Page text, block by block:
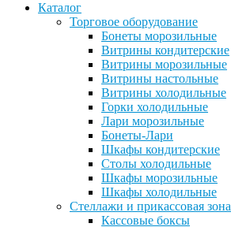
Каталог
Торговое оборудование
Бонеты морозильные
Витрины кондитерские
Витрины морозильные
Витрины настольные
Витрины холодильные
Горки холодильные
Лари морозильные
Бонеты-Лари
Шкафы кондитерские
Столы холодильные
Шкафы морозильные
Шкафы холодильные
Стеллажи и прикассовая зона
Кассовые боксы